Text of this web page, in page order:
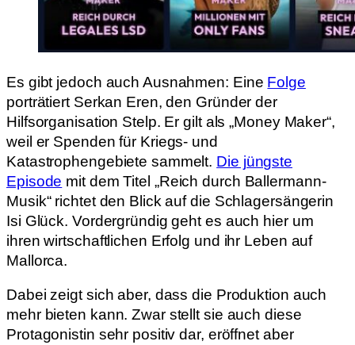
Es gibt jedoch auch Ausnahmen: Eine Folge
porträtiert Serkan Eren, den Gründer der
Hilfsorganisation Stelp. Er gilt als „Money Maker“,
weil er Spenden für Kriegs- und
Katastrophengebiete sammelt. Die jüngste
Episode mit dem Titel „Reich durch Ballermann-
Musik“ richtet den Blick auf die Schlagersängerin
Isi Glück. Vordergründig geht es auch hier um
ihren wirtschaftlichen Erfolg und ihr Leben auf
Mallorca.
Dabei zeigt sich aber, dass die Produktion auch
mehr bieten kann. Zwar stellt sie auch diese
Protagonistin sehr positiv dar, eröffnet aber